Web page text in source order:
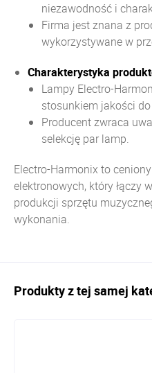
niezawodność i
Firma jest znana z
wykorzystywane w
Charakterystyka
Lampy Electro-
stosunkiem jakości do
Producent zwraca
selekcję par lamp.
Electro-Harmonix to
elektronowych, który łączy
produkcji sprzętu
wykonania.
Produkty z tej samej